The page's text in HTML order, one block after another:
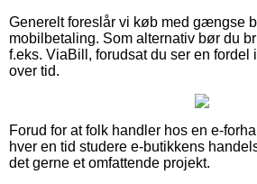
Generelt foreslår vi køb med gængse
mobilbetaling. Som alternativ bør du
f.eks. ViaBill, forudsat du ser en fordel
over tid.
Forud for at folk handler hos en e-
hver en tid studere e-butikkens
det gerne et omfattende projekt.